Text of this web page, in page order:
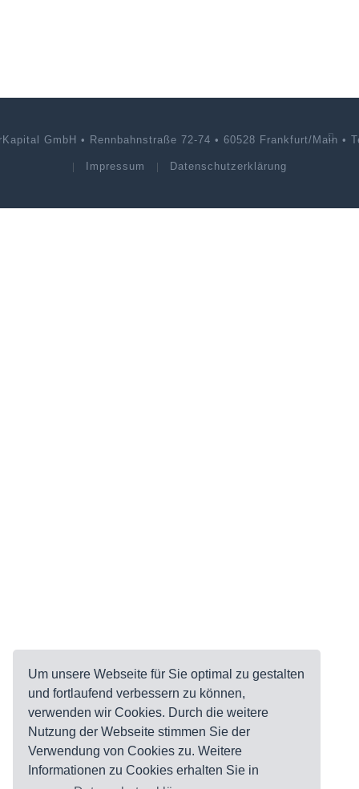
Um unsere Webseite für Sie optimal zu gestalten
und fortlaufend verbessern zu können,
verwenden wir Cookies. Durch die weitere
Nutzung der Webseite stimmen Sie der
Verwendung von Cookies zu. Weitere
Informationen zu Cookies erhalten Sie in
GmbH • Rennbahnstraße 72-74 • 60528 Frankfurt/Main •
Impressum Datenschutzerklärung